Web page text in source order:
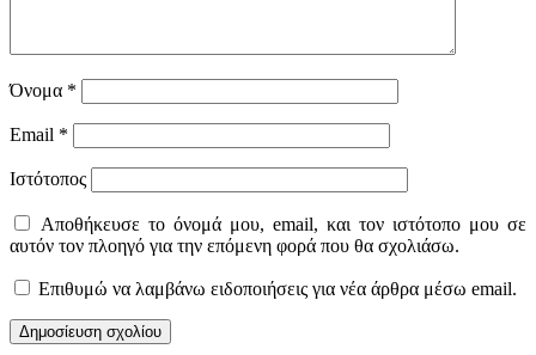
Όνομα *
Email *
Ιστότοπος
Αποθήκευσε το όνομά μου, email, και τον ιστότοπο μου σε
αυτόν τον πλοηγό για την επόμενη φορά που θα σχολιάσω.
Επιθυμώ να λαμβάνω ειδοποιήσεις για νέα άρθρα μέσω email.